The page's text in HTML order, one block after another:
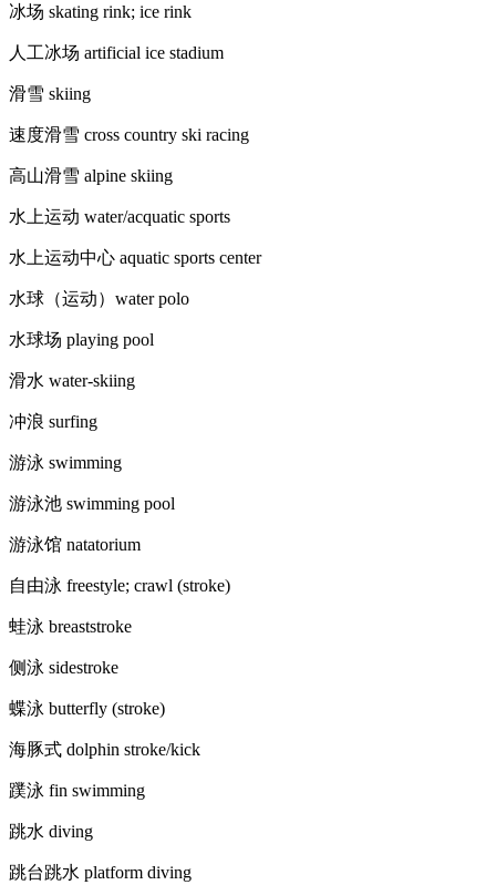
冰场 skating rink; ice rink
人工冰场 artificial ice stadium
滑雪 skiing
速度滑雪 cross country ski racing
高山滑雪 alpine skiing
水上运动 water/acquatic sports
水上运动中心 aquatic sports center
水球（运动）water polo
水球场 playing pool
滑水 water-skiing
冲浪 surfing
游泳 swimming
游泳池 swimming pool
游泳馆 natatorium
自由泳 freestyle; crawl (stroke)
蛙泳 breaststroke
侧泳 sidestroke
蝶泳 butterfly (stroke)
海豚式 dolphin stroke/kick
蹼泳 fin swimming
跳水 diving
跳台跳水 platform diving